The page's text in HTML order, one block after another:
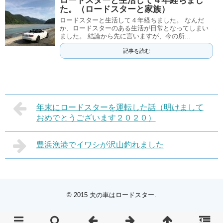
た。（ロードスターと家族）
ロードスターと生活して４年経ちました。 なんだ
か、ロードスターのある生活が日常となってしまい
ました。 結論から先に言いますが、今の所...
記事を読む
年末にロードスターを運転した話（明けまして
おめでとうございます２０２０）
豊浜漁港でイワシが沢山釣れました
© 2015 夫の車はロードスター.